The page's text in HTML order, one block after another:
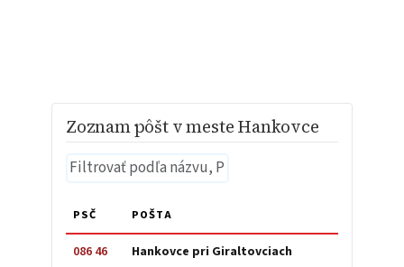
Zoznam pôšt v meste Hankovce
PSČ POŠTA
086 46 Hankovce pri Giraltovciach